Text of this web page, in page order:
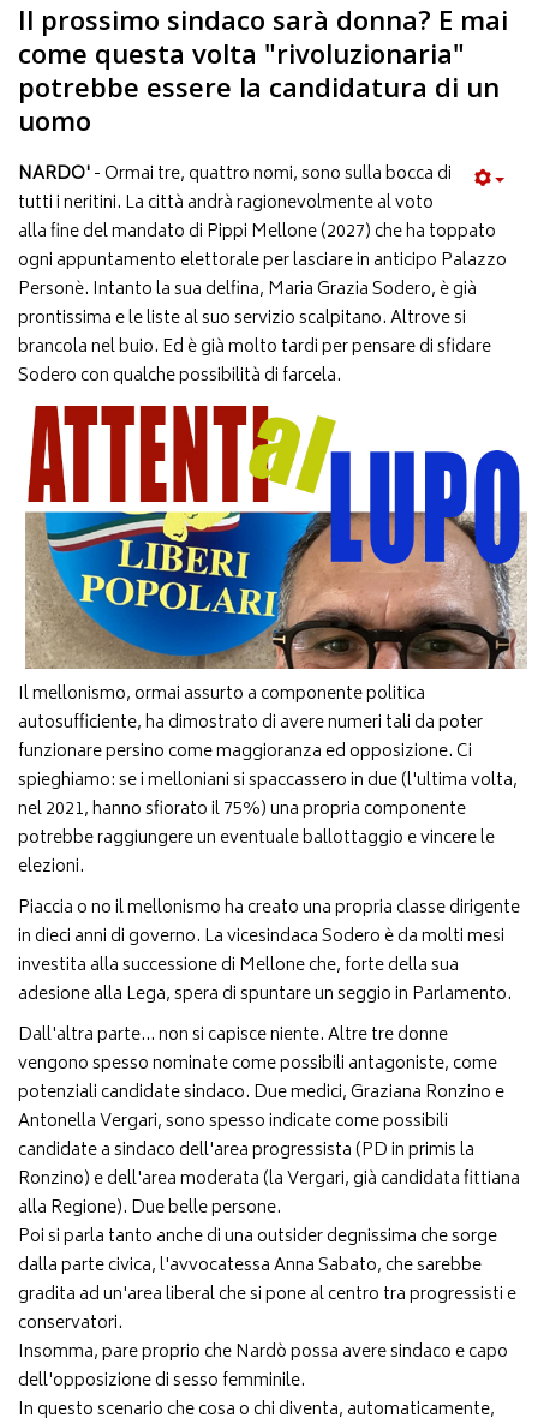
Il prossimo sindaco sarà donna? E mai
come questa volta "rivoluzionaria"
potrebbe essere la candidatura di un
uomo
NARDO'- Ormai tre, quattro nomi, sono sulla bocca di
tutti i neritini. La città andrà ragionevolmente al voto
alla fine del mandato di Pippi Mellone (2027) che ha toppato
ogni appuntamento elettorale per lasciare in anticipo Palazzo
Personè. Intanto la sua delfina, Maria Grazia Sodero, è già
prontissima e le liste al suo servizio scalpitano. Altrove si
brancola nel buio. Ed è già molto tardi per pensare di sfidare
Sodero con qualche possibilità di farcela.
Il mellonismo, ormai assurto a componente politica
autosufficiente, ha dimostrato di avere numeri tali da poter
funzionare persino come maggioranza ed opposizione. Ci
spieghiamo: se i melloniani si spaccassero in due (l'ultima volta,
nel 2021, hanno sfiorato il 75%) una propria componente
potrebbe raggiungere un eventuale ballottaggio e vincere le
elezioni.
Piaccia o no il mellonismo ha creato una propria classe dirigente
in dieci anni di governo. La vicesindaca Sodero è da molti mesi
investita alla successione di Mellone che, forte della sua
adesione alla Lega, spera di spuntare un seggio in Parlamento.
Dall'altra parte... non si capisce niente. Altre tre donne
vengono spesso nominate come possibili antagoniste, come
potenziali candidate sindaco. Due medici, Graziana Ronzino e
Antonella Vergari, sono spesso indicate come possibili
candidate a sindaco dell'area progressista (PD in primis la
Ronzino) e dell'area moderata (la Vergari, già candidata fittiana
alla Regione). Due belle persone.
Poi si parla tanto anche di una outsider degnissima che sorge
dalla parte civica, l'avvocatessa Anna Sabato, che sarebbe
gradita ad un'area liberal che si pone al centro tra progressisti e
conservatori.
Insomma, pare proprio che Nardò possa avere sindaco e capo
dell'opposizione di sesso femminile.
In questo scenario che cosa o chi diventa, automaticamente,